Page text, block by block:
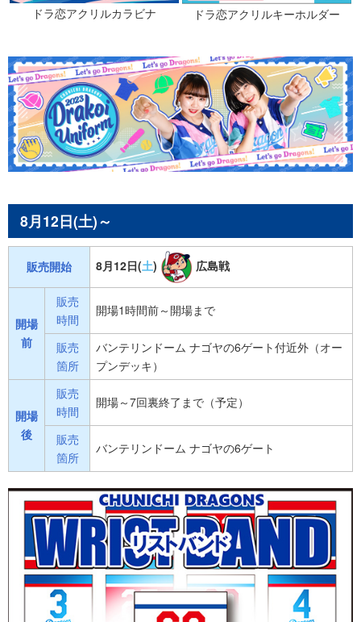
ドラ恋アクリルカラビナ ドラ恋アクリルキーホルダー
8月12日(土)～
販売開始 8月12日(土) 広島戦
開場
前
販売
時間
開場1時間前～開場まで
販売
箇所
バンテリンドーム ナゴヤの6ゲート付近外（オー
プンデッキ）
開場
後
販売
時間
開場～7回裏終了まで（予定）
販売
箇所
バンテリンドーム ナゴヤの6ゲート